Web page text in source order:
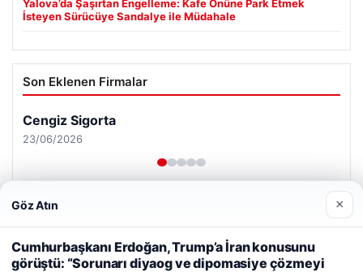
Yalova’da Şaşırtan Engelleme: Kafe Önüne Park Etmek
İsteyen Sürücüye Sandalye ile Müdahale
Son Eklenen Firmalar
Cengiz Sigorta
23/06/2026
© 2026 Analiz Gazete – Güncel Haberler
deneyiminizi kişiselleştirmek ve geliştirmek amacıyla çerezler
kullanıyoruz.Çerez Politikamız
Göz Atın ×
Cumhurbaşkanı Erdoğan, Trump’a İran konusunu
görüştü: “Sorunarı diyaog ve dipomasiye çözmeyi